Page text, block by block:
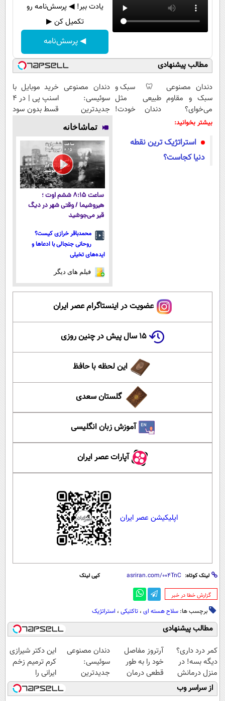
یادت ببر! ◀ پرسش‌نامه رو
تکمیل کن ▶
◀ پرسش‌نامه
مطالب پیشنهادی
دندان مصنوعی
سبک و مقاوم
می‌خوای؟
پرداخت
داریم!😍 | 📍
تهران
🦷 سبک و
طبیعی مثل
دندان خودت!
اقساطی 💳 📍
دندان مصنوعی
سوئیسی:
جدیدترین
فناوری اروپا،
سبک و مقاوم |
پرداخت قسطی
خرید موبایل با
اسنپ پی | در ۴
قسط بدون سود
بیشتر بخوانید:
استراتژیک ترین نقطه
دنیا کجاست؟
تماشاخانه
ساعت ۸:۱۵ ششم اوت ؛
هیروشیما / وقتی شهر در دیگ
قیر می‌جوشید
محمدباقر خرازی کیست؟
روحانی جنجالی با ادعاها و
ایده‌های تخیلی
فیلم های دیگر
عضویت در اینستاگرام عصر ایران
۱۵ سال پیش در چنین روزی
این لحظه با حافظ
گلستان سعدی
آموزش زبان انگلیسی
آپارات عصر ایران
اپلیکیشن عصر ایران
لینک کوتاه: کپی لینک
‌گزارش خطا در خبر
برچسب ها: سلاح هسته ای ، تاکتیکی ، استراتژیک
مطالب پیشنهادی
کمر درد داری؟
دیگه بسه! در
منزل درمانش
کن
(◀پرسش‌نامه)
آرتروز مفاصل
خود را به طور
قطعی درمان
کنید!
◗پرسش‌نامه◖
دندان مصنوعی
سوئیسی:
جدیدترین
فناوری اروپا،
سبک و مقاوم |
این دکتر شیرازی
کرم ترمیم زخم
ایرانی را
ساخت!!!
از سراسر وب